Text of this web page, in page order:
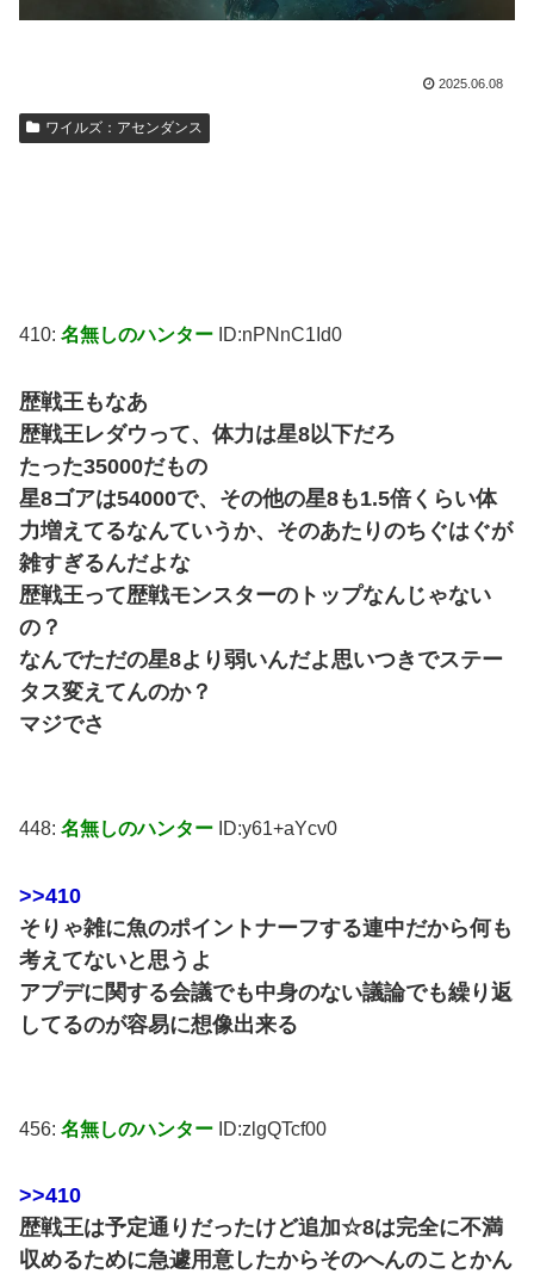
2025.06.08
ワイルズ：アセンダンス
410: 名無しのハンター ID:nPNnC1Id0
歴戦王もなあ
歴戦王レダウって、体力は星8以下だろ
たった35000だもの
星8ゴアは54000で、その他の星8も1.5倍くらい体
力増えてるなんていうか、そのあたりのちぐはぐが
雑すぎるんだよな
歴戦王って歴戦モンスターのトップなんじゃない
の？
なんでただの星8より弱いんだよ思いつきでステー
タス変えてんのか？
マジでさ
448: 名無しのハンター ID:y61+aYcv0
>>410
そりゃ雑に魚のポイントナーフする連中だから何も
考えてないと思うよ
アプデに関する会議でも中身のない議論でも繰り返
してるのが容易に想像出来る
456: 名無しのハンター ID:zlgQTcf00
>>410
歴戦王は予定通りだったけど追加☆8は完全に不満
収めるために急遽用意したからそのへんのことかん